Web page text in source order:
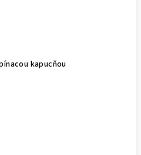
kapucňou